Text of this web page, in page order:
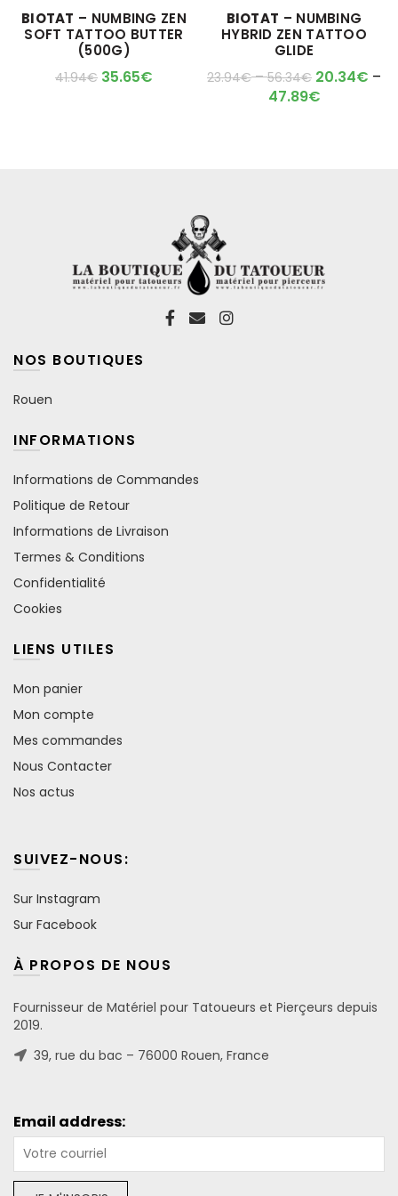
M'ALERTER QUAND
L'ARTICLE SERA DISPO !
BIOTAT – NUMBING ZEN
SOFT TATTOO BUTTER
(500G)
41.94€ 35.65€
plusieurs
variations.
Les
options
peuvent
BIOTAT – NUMBING
HYBRID ZEN TATTOO
GLIDE
23.94€–56.34€ 20.34€ –
47.89€
NOS BOUTIQUES
Rouen
INFORMATIONS
Informations de Commandes
Politique de Retour
Informations de Livraison
Termes & Conditions
Confidentialité
Cookies
LIENS UTILES
Mon panier
Mon compte
Mes commandes
Nous Contacter
Nos actus
SUIVEZ-NOUS:
Sur Instagram
Sur Facebook
À PROPOS DE NOUS
Fournisseur de Matériel pour Tatoueurs et Pierçeurs depuis
2019.
39, rue du bac – 76000 Rouen, France
Email address: